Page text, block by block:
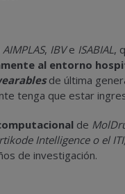
AIMPLAS, IBVe ISABIAL,
al entorno
de última
tenga que estar
de
Intelligence o el ITI,
de investigación.